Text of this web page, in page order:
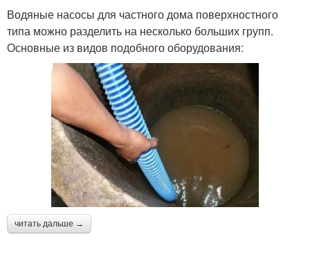
Водяные насосы для частного дома поверхностного
типа можно разделить на несколько больших групп.
Основные из видов подобного оборудования:
читать дальше →